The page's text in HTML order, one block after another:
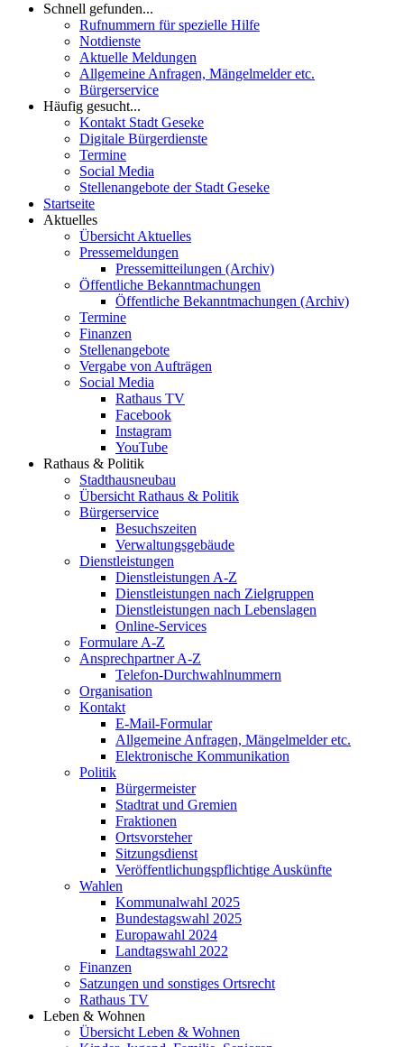
Schnell gefunden...
Rufnummern für spezielle Hilfe
Notdienste
Aktuelle Meldungen
Allgemeine Anfragen, Mängelmelder etc.
Bürgerservice
Häufig gesucht...
Kontakt Stadt Geseke
Digitale Bürgerdienste
Termine
Social Media
Stellenangebote der Stadt Geseke
Startseite
Aktuelles
Übersicht Aktuelles
Pressemeldungen
Pressemitteilungen (Archiv)
Öffentliche Bekanntmachungen
Öffentliche Bekanntmachungen (Archiv)
Termine
Finanzen
Stellenangebote
Vergabe von Aufträgen
Social Media
Rathaus TV
Facebook
Instagram
YouTube
Rathaus & Politik
Stadthausneubau
Übersicht Rathaus & Politik
Bürgerservice
Besuchszeiten
Verwaltungsgebäude
Dienstleistungen
Dienstleistungen A-Z
Dienstleistungen nach Zielgruppen
Dienstleistungen nach Lebenslagen
Online-Services
Formulare A-Z
Ansprechpartner A-Z
Telefon-Durchwahlnummern
Organisation
Kontakt
E-Mail-Formular
Allgemeine Anfragen, Mängelmelder etc.
Elektronische Kommunikation
Politik
Bürgermeister
Stadtrat und Gremien
Fraktionen
Ortsvorsteher
Sitzungsdienst
Veröffentlichungspflichtige Auskünfte
Wahlen
Kommunalwahl 2025
Bundestagswahl 2025
Europawahl 2024
Landtagswahl 2022
Finanzen
Satzungen und sonstiges Ortsrecht
Rathaus TV
Leben & Wohnen
Übersicht Leben & Wohnen